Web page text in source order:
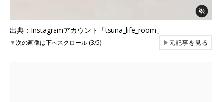
出典：Instagramアカウント「tsuna_life_room」
▼次の画像は下へスクロール (3/5) ▶元記事を見る